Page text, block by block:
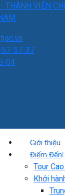
THÀNH VIÊN
57-57-37
04
Giới thiệu
Điểm Đến
Tour
Khởi